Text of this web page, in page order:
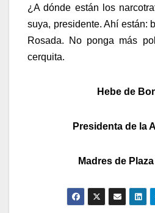
¿A dónde están los
suya, presidente. Ahí están:
Rosada. No ponga más
cerquita.
Hebe de
Presidenta de la
Madres de